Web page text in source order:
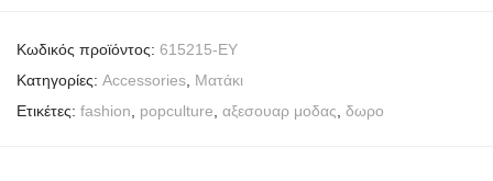
Κωδικός προϊόντος: 615215-EY
Κατηγορίες: Accessories Mατάκι
Ετικέτες: fashion popculture αξεσουαρ μοδας δωρο